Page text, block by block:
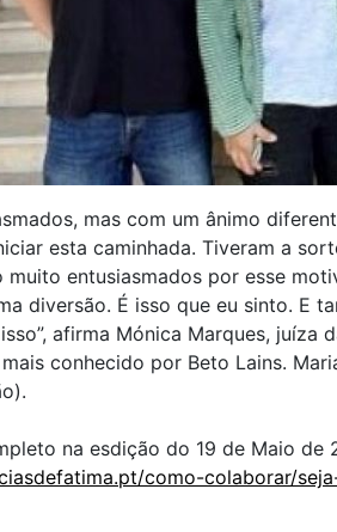
mas com um ânimo
esta caminhada. Tiveram a
muito entusiasmados por esse
diversão. É isso que eu sinto. E
afirma Mónica Marques, juíza
conhecido por Beto Lains.
na esdição do 19 de Maio de
como-colaborar/